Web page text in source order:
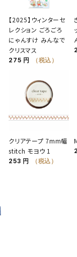
【2025】ウィンターセ
レクション ごろごろ
にゃんすけ みんなで
クリスマス
275 円 （税込）
クリアテープ 7mm幅
stitch モヨウ 1
253 円 （税込）